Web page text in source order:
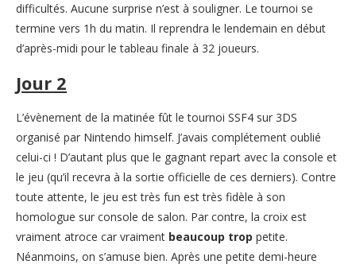
difficultés. Aucune surprise n’est à souligner. Le tournoi se
termine vers 1h du matin. Il reprendra le lendemain en début
d’après-midi pour le tableau finale à 32 joueurs.
Jour 2
L’évènement de la matinée fût le tournoi SSF4 sur 3DS
organisé par Nintendo himself. J’avais complétement oublié
celui-ci ! D’autant plus que le gagnant repart avec la console et
le jeu (qu’il recevra à la sortie officielle de ces derniers). Contre
toute attente, le jeu est très fun est très fidèle à son
homologue sur console de salon. Par contre, la croix est
vraiment atroce car vraiment beaucoup trop petite.
Néanmoins, on s’amuse bien. Après une petite demi-heure